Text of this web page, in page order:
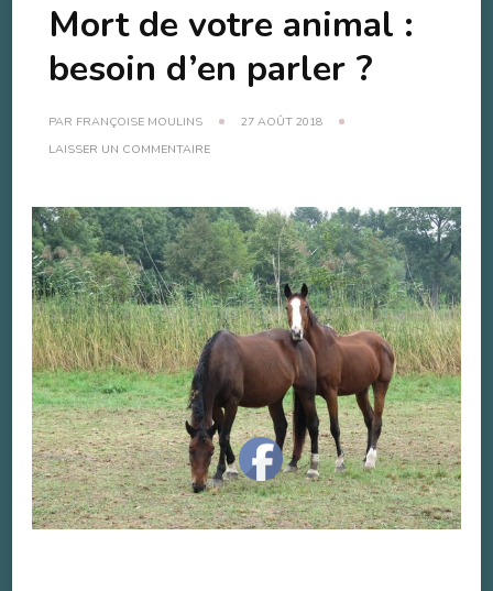
Mort de votre animal :
besoin d’en parler ?
PAR FRANÇOISE MOULINS
27 AOÛT 2018
LAISSER UN COMMENTAIRESUR
ANIMAL
:
BESOIN
D’EN
PARLER
?